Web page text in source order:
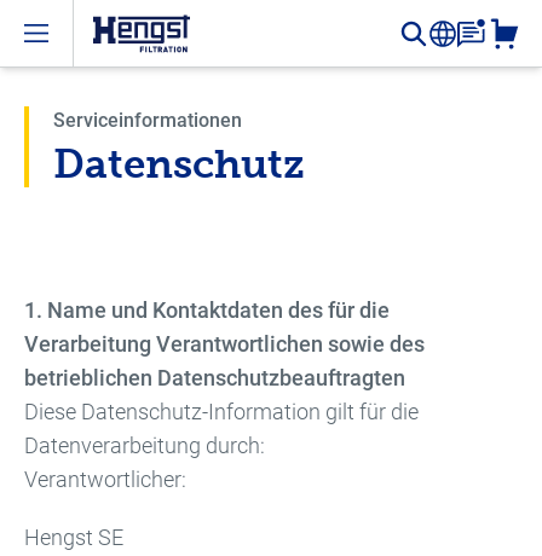
Open menu
Serviceinformationen
Datenschutz
1. Name und Kontaktdaten des für die
Verarbeitung Verantwortlichen sowie des
betrieblichen Datenschutzbeauftragten
Diese Datenschutz-Information gilt für die
Datenverarbeitung durch:
Verantwortlicher:
Hengst SE